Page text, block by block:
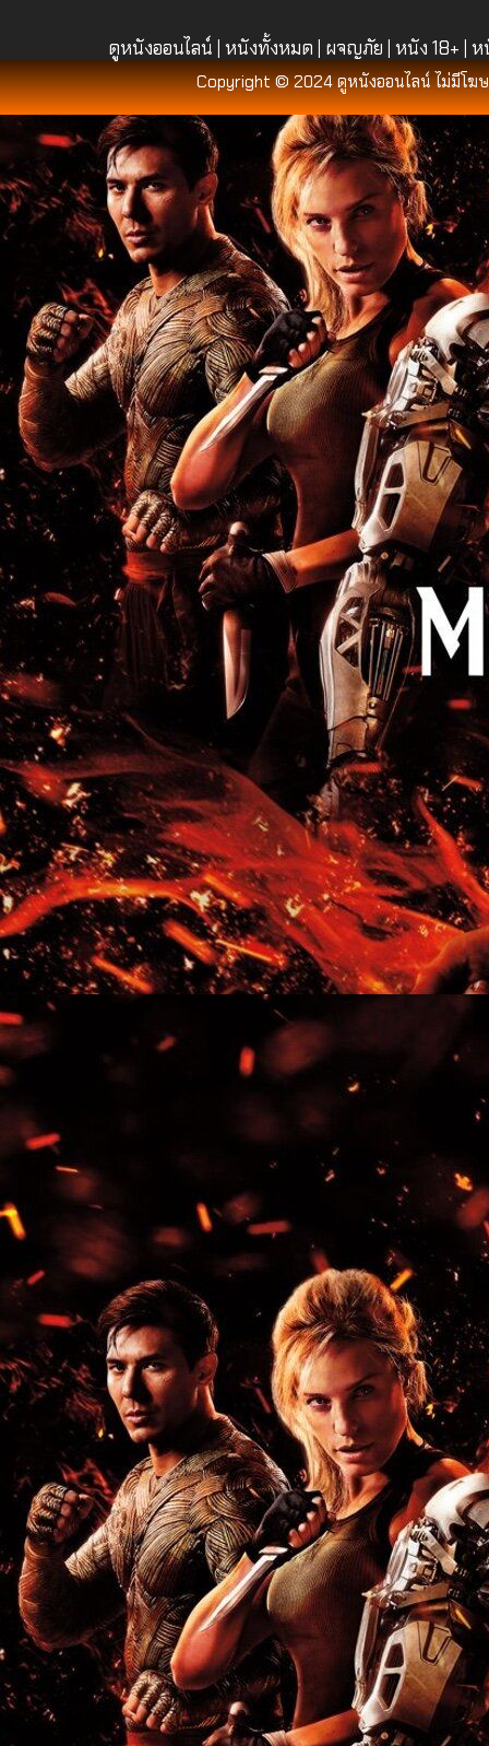
ดูหนังออนไลน์ หนังทั้งหมด ผจญภัย หนัง 18+ ห
Copyright © 2024 ดูหนังออนไลน์ ไม่มีโฆ